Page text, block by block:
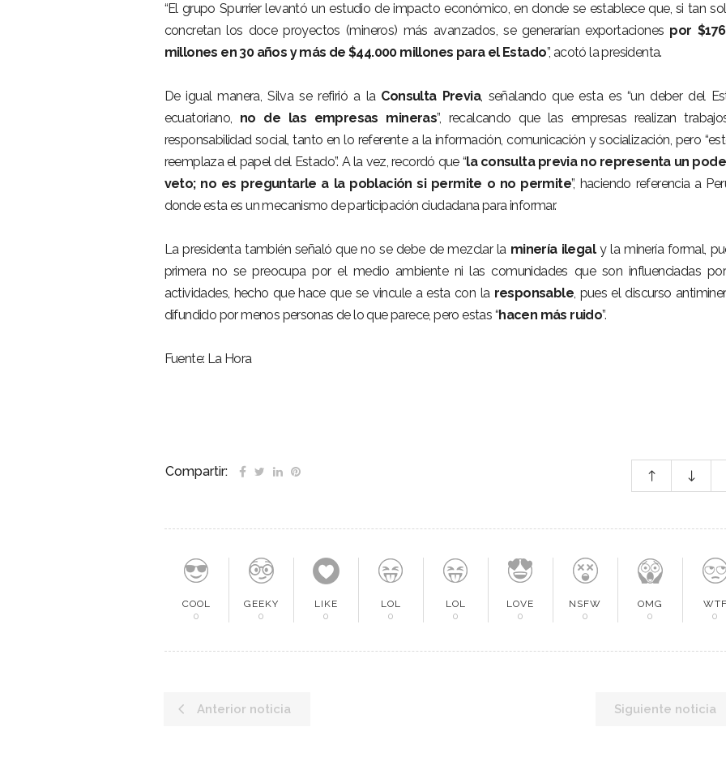
“El grupo Spurrier levantó un estudio de impacto económico, en donde se establece que, si tan
concretan los doce proyectos (mineros) más avanzados, se generarían exportaciones por
millones en 30 años y más de $44.000 millones para el Estado”, acotó la presidenta.
De igual manera, Silva se refirió a la Consulta Previa, señalando que esta es “un deber del
ecuatoriano, no de las empresas mineras”, recalcando que las empresas realizan
responsabilidad social, tanto en lo referente a la información, comunicación y socialización, pero
reemplaza el papel del Estado”. A la vez, recordó que “la consulta previa no representa un
veto; no es preguntarle a la población si permite o no permite”, haciendo referencia a
donde esta es un mecanismo de participación ciudadana para informar.
La presidenta también señaló que no se debe de mezclar la minería ilegaly la minería formal,
primera no se preocupa por el medio ambiente ni las comunidades que son influenciadas
actividades, hecho que hace que se vincule a esta con la responsable, pues el discurso
difundido por menos personas de lo que parece, pero estas “hacen más ruido”.
Fuente: La Hora
Compartir:
COOL
0
GEEKY
0
LIKE
0
LOL
0
LOL
0
LOVE
0
NSFW
0
OMG
0
0
Anterior noticia Siguiente noticia